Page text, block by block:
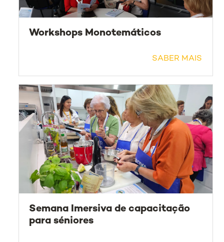
Workshops Monotemáticos
SABER MAIS
Semana Imersiva de capacitação
para séniores